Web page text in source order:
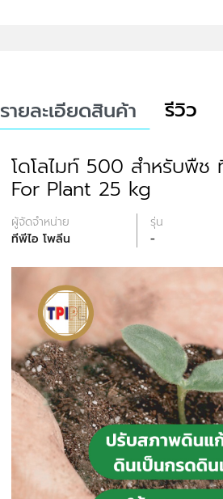
รายละเอียดสินค้า รีวิว
โดโลไมท์ 500 สำหรับพื
For Plant 25 kg
ผู้จัดจำหน่าย
ทีพีไอ โพลีน
รุ่น
-